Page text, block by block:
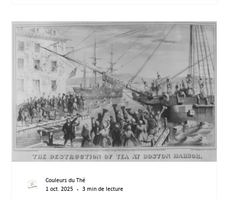
Couleurs du Thé
1 oct. 2025
3 min de lecture